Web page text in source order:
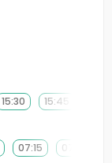
15:30 15:45
07:15 07:30